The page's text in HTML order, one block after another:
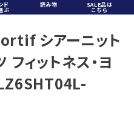
ド
ぶ
読み物 SALE品は
こちら
録
シアーニット
ィットネス・ヨ